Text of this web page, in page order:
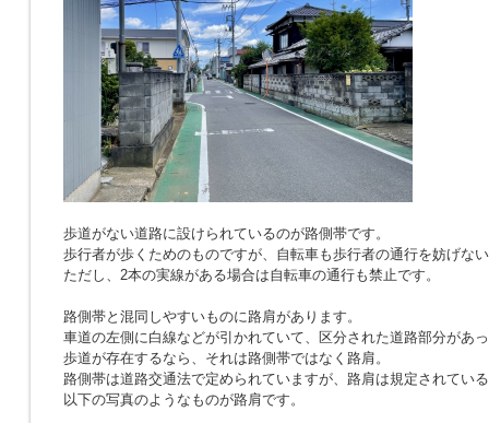
歩道がない道路に設けられているのが路側帯です。
歩行者が歩くためのものですが、自転車も歩行者の通行を妨げな
ただし、2本の実線がある場合は自転車の通行も禁止です。
路側帯と混同しやすいものに路肩があります。
車道の左側に白線などが引かれていて、区分された道路部分があ
歩道が存在するなら、それは路側帯ではなく路肩。
路側帯は道路交通法で定められていますが、路肩は規定されてい
以下の写真のようなものが路肩です。